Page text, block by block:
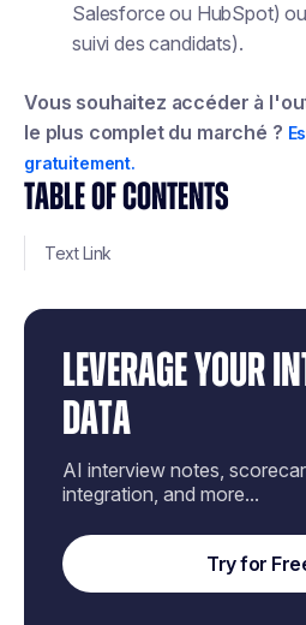
TABLE OF CONTENTS
Text Link
LEVERAGE YOUR
DATA
AI interview notes,
integration, and more...
Try for
Salesforce ou HubSpot)
suivi des candidats).
Vous souhaitez accéder à
le plus complet du marché ?
gratuitement.